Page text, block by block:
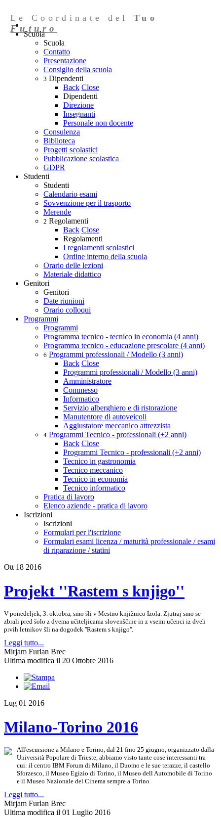
Le Coordinate delTuo
Futuro
Scuola
Scuola
Contatto
Presentazione
Consiglio della scuola
3 Dipendenti
Back Close
Dipendenti
Direzione
Insegnanti
Personale non docente
Consulenza
Biblioteca
Progetti scolastici
Pubblicazione scolastica
GDPR
Studenti
Studenti
Calendario esami
Sovvenzione per il trasporto
Merende
2 Regolamenti
Back Close
Regolamenti
I regolamenti scolastici
Ordine interno della scuola
Orario delle lezioni
Materiale didattico
Genitori
Genitori
Date riunioni
Orario colloqui
Programmi
Programmi
Programma tecnico - tecnico in economia (4 anni)
Programma tecnico - educazione prescolare (4 anni)
6 Programmi professionali / Modello (3 anni)
Back Close
Programmi professionali / Modello (3 anni)
Amministratore
Commesso
Informatico
Servizio alberghiero e di ristorazione
Manutentore di autoveicoli
Aggiustatore meccanico attrezzista
4 Programmi Tecnico - professionali (+2 anni)
Back Close
Programmi Tecnico - professionali (+2 anni)
Tecnico in gastronomia
Tecnico meccanico
Tecnico in economia
Tecnico informatico
Pratica di lavoro
Elenco aziende - pratica di lavoro
Iscrizioni
Iscrizioni
Formulari per l'iscrizione
Formulari esami licenza / maturità professionale / esami
di riparazione / statini
Ott 18 2016
Projekt ''Rastem s knjigo''
V ponedeljek, 3. oktobra, smo šli v Mestno knjižnico Izola. Zjutraj smo se
zbrali pred šolo z dvema učiteljicama slovenščine in z vsemi učenci iz dveh
prvih letnikov šli na dogodek ''Rastem s knjigo''.
Leggi tutto...
Mirjam Furlan Brec
Ultima modifica il 20 Ottobre 2016
Lug 01 2016
Milano-Torino 2016
All'escursione a Milano e Torino, dal 21 fino 25 giugno, organizzato dalla
Università Popolare di Trieste, abbiamo visto tante cose interessanti tra
cui: il centro IBM Forum di Milano, il Duomo e le sue terazze, il castello
Sforzesco, il Museo Egizio di Torino, il Museo dell Automobile di Torino
e il Museo Nazionale del Cinema sempre a Torino.
Leggi tutto...
Mirjam Furlan Brec
Ultima modifica il 01 Luglio 2016